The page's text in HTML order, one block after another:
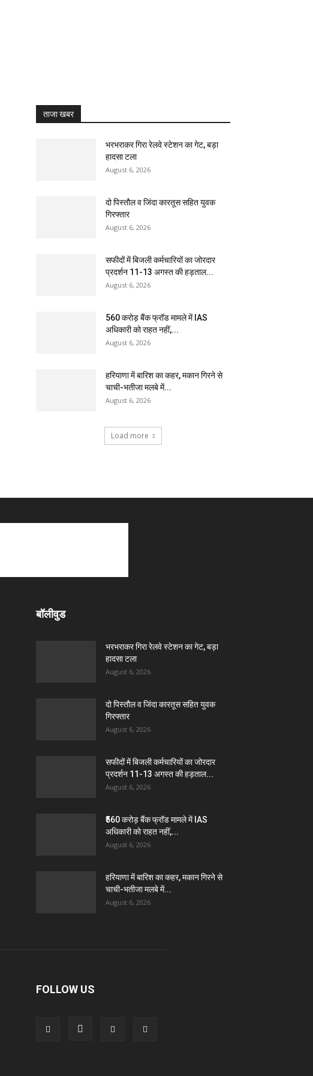
ताजा खबर
भरभराकर गिरा रेलवे स्टेशन का गेट, बड़ा
हादसा टला
August 6, 2026
दो पिस्तौल व जिंदा कारतूस सहित युवक
गिरफ्तार
August 6, 2026
सफीदों में बिजली कर्मचारियों का जोरदार
प्रदर्शन 11-13 अगस्त की हड़ताल...
August 6, 2026
₹560 करोड़ बैंक फ्रॉड मामले में IAS
अधिकारी को राहत नहीं,...
August 6, 2026
हरियाणा में बारिश का कहर, मकान गिरने से
चाची-भतीजा मलबे में...
August 6, 2026
Load more
बॉलीवुड
भरभराकर गिरा रेलवे स्टेशन का गेट, बड़ा
हादसा टला
August 6, 2026
दो पिस्तौल व जिंदा कारतूस सहित युवक
गिरफ्तार
August 6, 2026
सफीदों में बिजली कर्मचारियों का जोरदार
प्रदर्शन 11-13 अगस्त की हड़ताल...
August 6, 2026
₹560 करोड़ बैंक फ्रॉड मामले में IAS
अधिकारी को राहत नहीं,...
August 6, 2026
हरियाणा में बारिश का कहर, मकान गिरने से
चाची-भतीजा मलबे में...
August 6, 2026
FOLLOW US